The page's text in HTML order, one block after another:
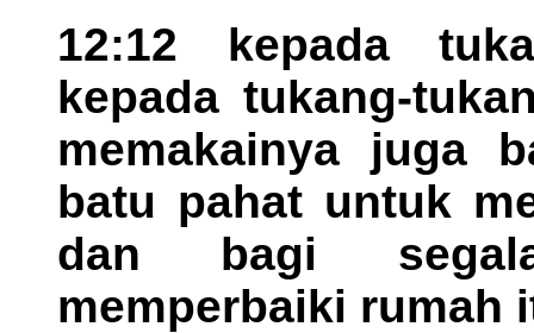
12:12 kepada
kepada tukang-
memakainya juga
batu pahat untuk
dan bagi
memperbaiki rumah